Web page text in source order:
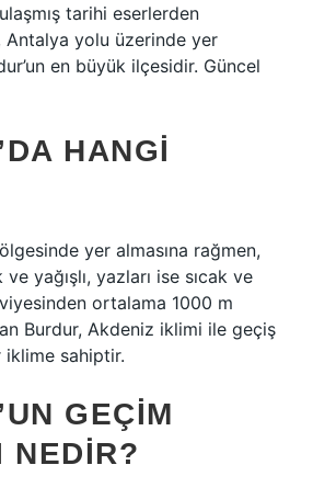
tarihi eserlerden
Antalya yolu üzerinde yer
en büyük ilçesidir. Güncel
HANGI
yer almasına rağmen,
yağışlı, yazları ise sıcak ve
ortalama 1000 m
Burdur, Akdeniz iklimi ile geçiş
iklime sahiptir.
GEÇIM
NEDIR?